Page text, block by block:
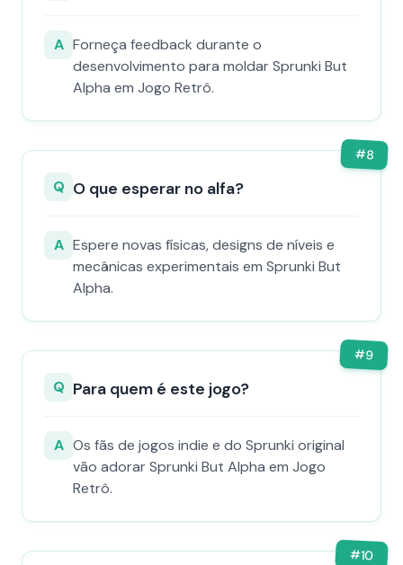
A Forneça feedback durante o
desenvolvimento para moldar Sprunki But
Alpha em Jogo Retrô.
#8
Q O que esperar no alfa?
A Espere novas físicas, designs de níveis e
mecânicas experimentais em Sprunki But
Alpha.
#9
Q Para quem é este jogo?
A Os fãs de jogos indie e do Sprunki original
vão adorar Sprunki But Alpha em Jogo
Retrô.
#10